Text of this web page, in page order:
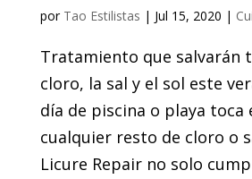
por Tao Estilistas | Jul 15, 2020 |
Tratamiento que salvarán
cloro, la sal y el sol este
día de piscina o playa toca
cualquier resto de cloro o
Licure Repair no solo